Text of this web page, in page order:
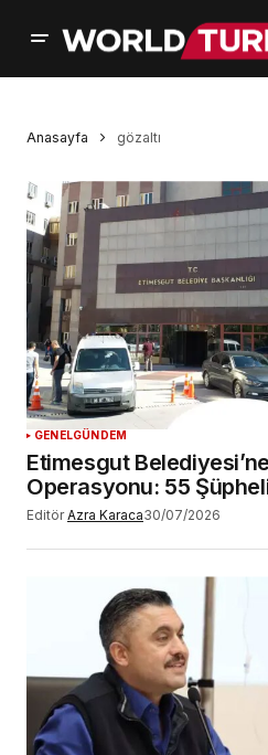
Anasayfa gözaltı
GENELGÜNDEM
Etimesgut
Operasyonu: 55
Editör Azra Karaca30/07/2026